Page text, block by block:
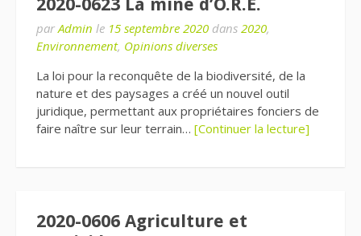
2020-0623 La mine d’O.R.E.
par Admin le 15 septembre 2020 dans 2020,
Environnement, Opinions diverses
La loi pour la reconquête de la biodiversité, de la
nature et des paysages a créé un nouvel outil
juridique, permettant aux propriétaires fonciers de
faire naître sur leur terrain… [Continuer la lecture]
2020-0606 Agriculture et